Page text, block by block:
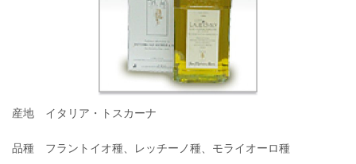
産地 イタリア・トスカーナ
品種 フラントイオ種、レッチーノ種、モライオーロ種